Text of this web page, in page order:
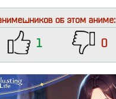
об этом аниме:
1 0